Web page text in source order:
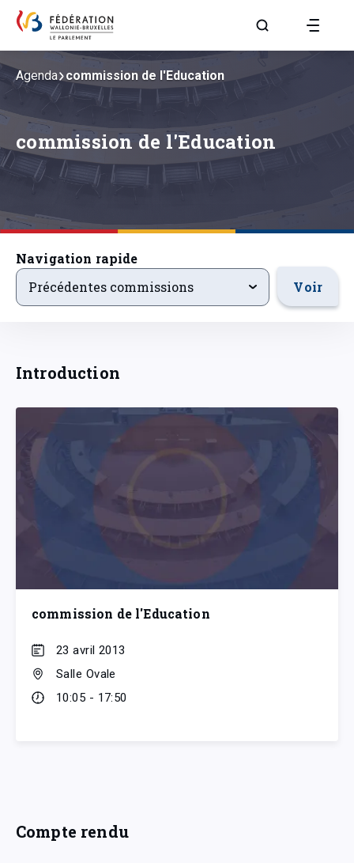
Aller à la page
commission de l'Education
Agenda commission de l'Education
Navigation rapide
precedentsevenements
Précédentes commissions Voir
Introduction
commission de l'Education
23 avril 2013
Salle Ovale
10:05 - 17:50
Compte rendu